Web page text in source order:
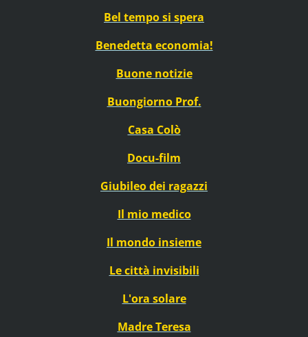
Bel tempo si spera
Benedetta economia!
Buone notizie
Buongiorno Prof.
Casa Colò
Docu-film
Giubileo dei ragazzi
Il mio medico
Il mondo insieme
Le città invisibili
L'ora solare
Madre Teresa